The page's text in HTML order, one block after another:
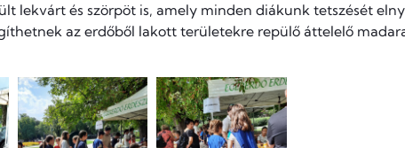
lekvárt és szörpöt is, amely minden diákunk tetszését
az erdőből lakott területekre repülő áttelelő